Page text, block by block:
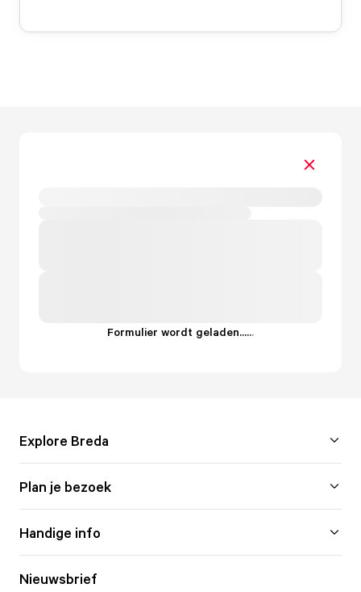
Formulier wordt geladen......
Explore Breda
Plan je bezoek
Handige info
Nieuwsbrief